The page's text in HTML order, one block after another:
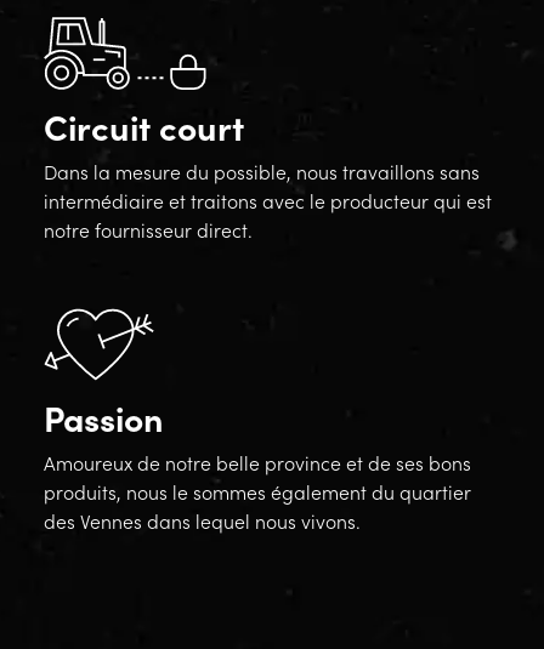
Circuit court
Dans la mesure du possible, nous travaillons sans
intermédiaire et traitons avec le producteur qui est
notre fournisseur direct.
Passion
Amoureux de notre belle province et de ses bons
produits, nous le sommes également du quartier
des Vennes dans lequel nous vivons.